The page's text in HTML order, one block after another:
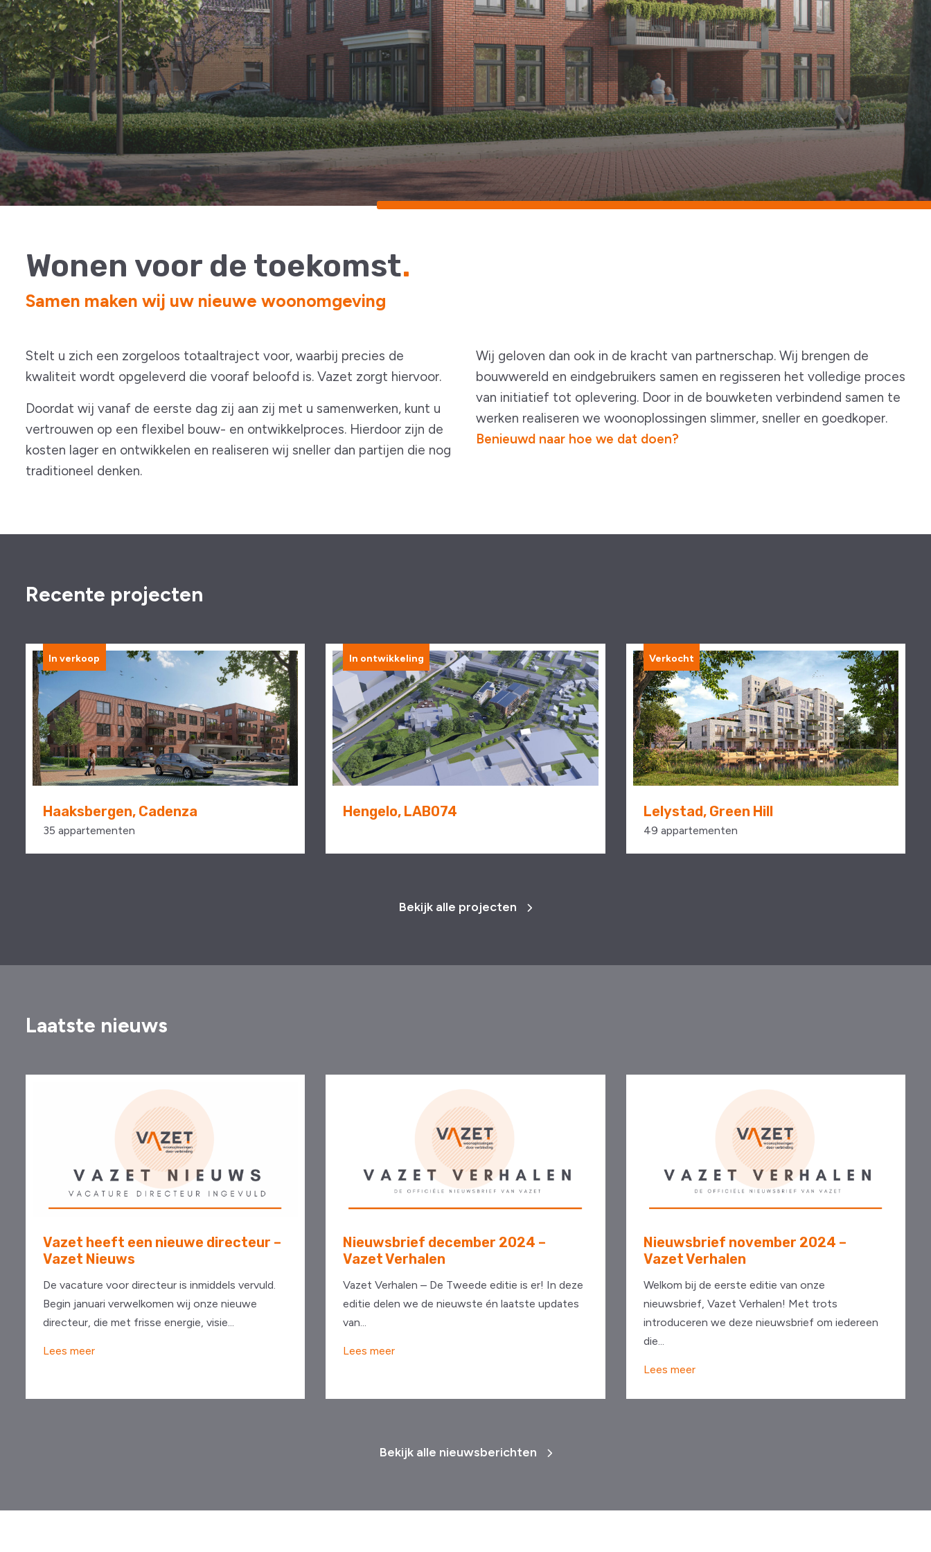
Wonen voor de toekomst
Samen maken wij uw nieuwe woonomgeving
Stelt u zich een zorgeloos totaaltraject voor, waarbij precies de
kwaliteit wordt opgeleverd die vooraf beloofd is. Vazet zorgt hiervoor.
Doordat wij vanaf de eerste dag zij aan zij met u samenwerken, kunt u
vertrouwen op een flexibel bouw- en ontwikkelproces. Hierdoor zijn de
kosten lager en ontwikkelen en realiseren wij sneller dan partijen die nog
traditioneel denken.
Wij geloven dan ook in de kracht van partnerschap. Wij brengen de
bouwwereld en eindgebruikers samen en regisseren het volledige proces
van initiatief tot oplevering. Door in de bouwketen verbindend samen te
werken realiseren we woonoplossingen slimmer, sneller en goedkoper.
Benieuwd naar hoe we dat doen?
Recente projecten
In verkoop
Haaksbergen, Cadenza
35 appartementen
In ontwikkeling
Hengelo, LAB074
Verkocht
Lelystad, Green Hill
49 appartementen
Bekijk alle projecten
Laatste nieuws
Vazet heeft een nieuwe directeur –
Vazet Nieuws
De vacature voor directeur is inmiddels vervuld.
Begin januari verwelkomen wij onze nieuwe
directeur, die met frisse energie, visie...
Lees meer
Nieuwsbrief december 2024 –
Vazet Verhalen
Vazet Verhalen – De Tweede editie is er! In deze
editie delen we de nieuwste én laatste updates
van...
Lees meer
Nieuwsbrief november 2024 –
Vazet Verhalen
Welkom bij de eerste editie van onze
nieuwsbrief, Vazet Verhalen! Met trots
introduceren we deze nieuwsbrief om iedereen
die...
Lees meer
Bekijk alle nieuwsberichten